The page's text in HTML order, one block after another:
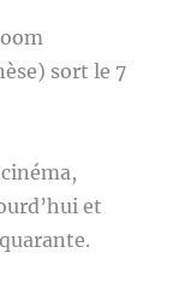
sort le 7
et